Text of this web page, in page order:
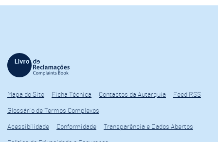
Mapa do Site Ficha Técnica Contactos da Autarquia Feed RSS
Glossário de Termos Complexos
Acessibilidade Conformidade Transparência e Dados Abertos